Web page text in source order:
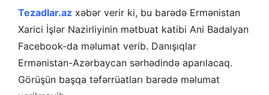
Tezadlar.az xəbər verir ki, bu barədə Ermənistan
Xarici İşlər Nazirliyinin mətbuat katibi Ani Badalyan
Facebook-da məlumat verib. Danışıqlar
Ermənistan-Azərbaycan sərhədində aparılacaq.
Görüşün başqa təfərrüatları barədə məlumat